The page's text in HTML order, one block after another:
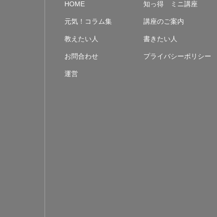
HOME 知っ得 ミニ講座
元気！コラム集 講座のご案内
教えたい人 書きたい人
お問合わせ プライバシーポリシー
運営